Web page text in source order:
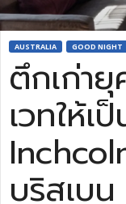
AUSTRALIA GOOD NIGHT
ตึกเก่า
เวทให้เ
บริสเบน